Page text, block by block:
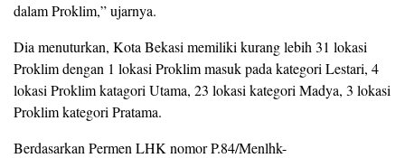
dalam Proklim,” ujarnya.
Dia menuturkan, Kota Bekasi memiliki kurang lebih 31 lokasi
Proklim dengan 1 lokasi Proklim masuk pada kategori Lestari, 4
lokasi Proklim katagori Utama, 23 lokasi kategori Madya, 3 lokasi
Proklim kategori Pratama.
Berdasarkan Permen LHK nomor P.84/Menlhk-